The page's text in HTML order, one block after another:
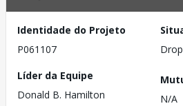
Identidade do Projeto
P061107
Líder da Equipe
Donald B. Hamilton
N/A